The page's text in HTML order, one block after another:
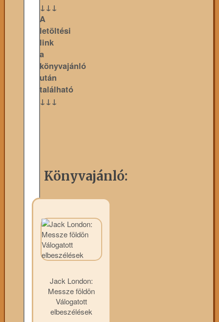
↓↓↓
A
letöltési
link
a
könyvajánló
után
található
↓↓↓
Könyvajánló:
Jack London:
Messze földön
Válogatott
elbeszélések